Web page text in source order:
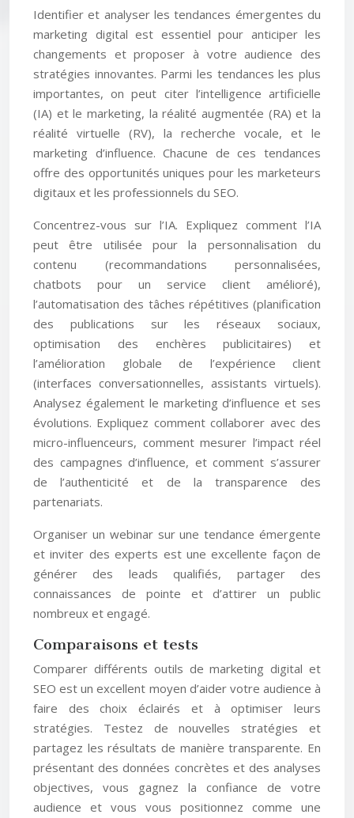
Identifier et analyser les tendances émergentes du
marketing digital est essentiel pour anticiper les
changements et proposer à votre audience des
stratégies innovantes. Parmi les tendances les plus
importantes, on peut citer l’intelligence artificielle
(IA) et le marketing, la réalité augmentée (RA) et la
réalité virtuelle (RV), la recherche vocale, et le
marketing d’influence. Chacune de ces tendances
offre des opportunités uniques pour les marketeurs
digitaux et les professionnels du SEO.
Concentrez-vous sur l’IA. Expliquez comment l’IA
peut être utilisée pour la personnalisation du
contenu (recommandations personnalisées,
chatbots pour un service client amélioré),
l’automatisation des tâches répétitives (planification
des publications sur les réseaux sociaux,
optimisation des enchères publicitaires) et
l’amélioration globale de l’expérience client
(interfaces conversationnelles, assistants virtuels).
Analysez également le marketing d’influence et ses
évolutions. Expliquez comment collaborer avec des
micro-influenceurs, comment mesurer l’impact réel
des campagnes d’influence, et comment s’assurer
de l’authenticité et de la transparence des
partenariats.
Organiser un webinar sur une tendance émergente
et inviter des experts est une excellente façon de
générer des leads qualifiés, partager des
connaissances de pointe et d’attirer un public
nombreux et engagé.
Comparaisons et tests
Comparer différents outils de marketing digital et
SEO est un excellent moyen d’aider votre audience à
faire des choix éclairés et à optimiser leurs
stratégies. Testez de nouvelles stratégies et
partagez les résultats de manière transparente. En
présentant des données concrètes et des analyses
objectives, vous gagnez la confiance de votre
audience et vous vous positionnez comme une